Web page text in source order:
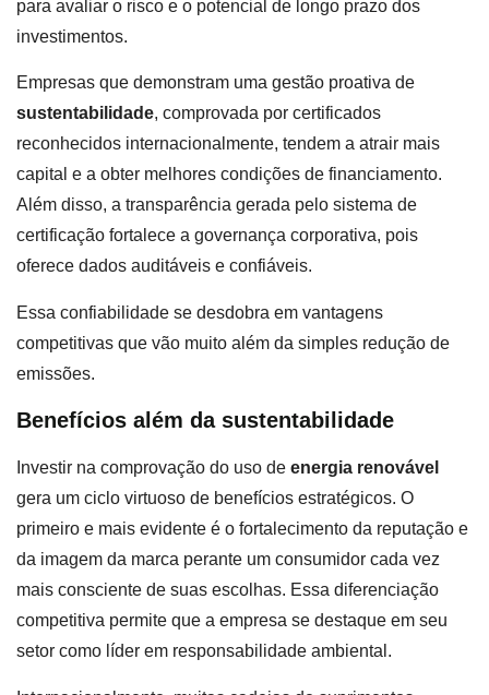
para avaliar o risco e o potencial de longo prazo dos
investimentos.
Empresas que demonstram uma gestão proativa de
sustentabilidade, comprovada por certificados
reconhecidos internacionalmente, tendem a atrair mais
capital e a obter melhores condições de financiamento.
Além disso, a transparência gerada pelo sistema de
certificação fortalece a governança corporativa, pois
oferece dados auditáveis e confiáveis.
Essa confiabilidade se desdobra em vantagens
competitivas que vão muito além da simples redução de
emissões.
Benefícios além da sustentabilidade
Investir na comprovação do uso de energia renovável
gera um ciclo virtuoso de benefícios estratégicos. O
primeiro e mais evidente é o fortalecimento da reputação e
da imagem da marca perante um consumidor cada vez
mais consciente de suas escolhas. Essa diferenciação
competitiva permite que a empresa se destaque em seu
setor como líder em responsabilidade ambiental.